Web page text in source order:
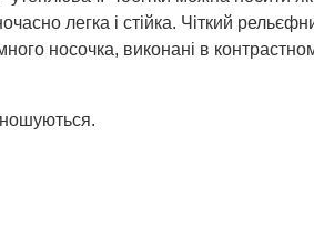
легка і стійка. Чіткий
носочка, виконані в